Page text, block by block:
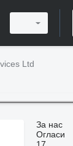
Ltd
За нас
Огласи